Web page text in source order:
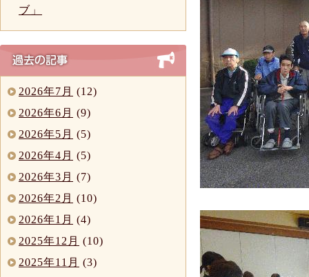
ブ」
2026年7月 (12)
2026年6月 (9)
2026年5月 (5)
2026年4月 (5)
2026年3月 (7)
2026年2月 (10)
2026年1月 (4)
2025年12月 (10)
2025年11月 (3)